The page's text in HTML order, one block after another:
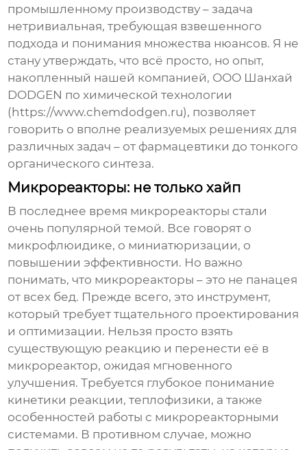
промышленному производству – задача
нетривиальная, требующая взвешенного
подхода и понимания множества нюансов. Я не
стану утверждать, что всё просто, но опыт,
накопленный нашей компанией, ООО Шанхай
DODGEN по химической технологии
(https://www.chemdodgen.ru), позволяет
говорить о вполне реализуемых решениях для
различных задач – от фармацевтики до тонкого
органического синтеза.
Микрореакторы: не только хайп
В последнее время микрореакторы стали
очень популярной темой. Все говорят о
микрофлюидике, о миниатюризации, о
повышении эффективности. Но важно
понимать, что микрореакторы – это не панацея
от всех бед. Прежде всего, это инструмент,
который требует тщательного проектирования
и оптимизации. Нельзя просто взять
существующую реакцию и перенести её в
микрореактор, ожидая мгновенного
улучшения. Требуется глубокое понимание
кинетики реакции, теплофизики, а также
особенностей работы с микрореакторными
системами. В противном случае, можно